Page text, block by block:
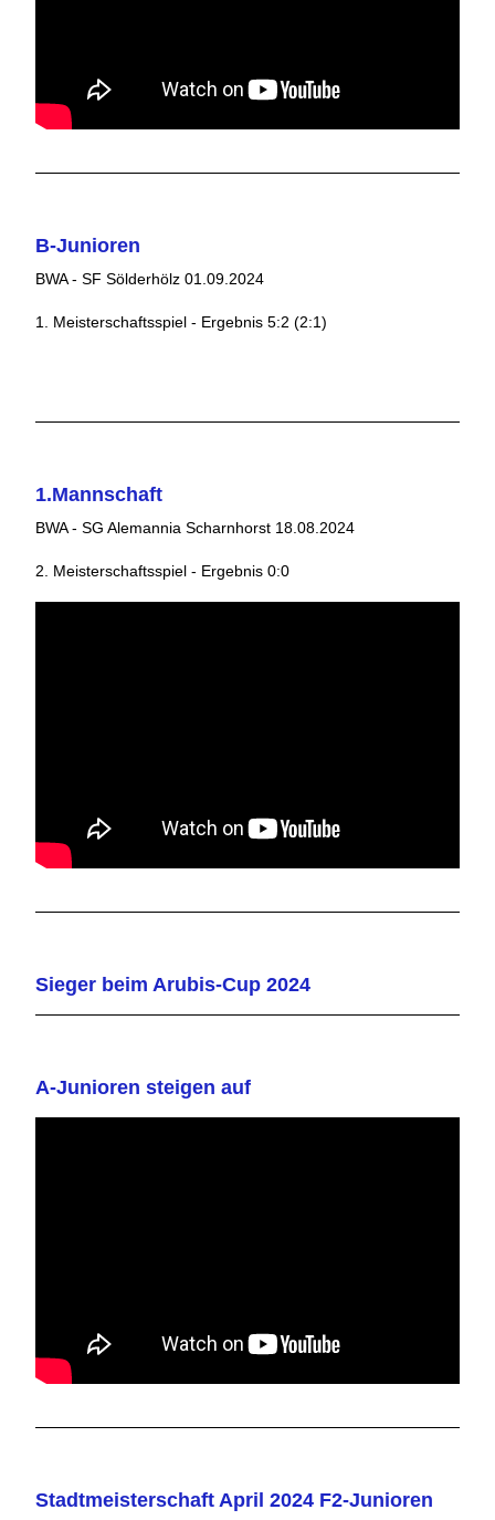
B-Junioren
BWA - SF Sölderhölz 01.09.2024
1. Meisterschaftsspiel - Ergebnis 5:2 (2:1)
1.Mannschaft
BWA - SG Alemannia Scharnhorst 18.08.2024
2. Meisterschaftsspiel - Ergebnis 0:0
Sieger beim Arubis-Cup 2024
A-Junioren steigen auf
Stadtmeisterschaft April 2024 F2-Junioren